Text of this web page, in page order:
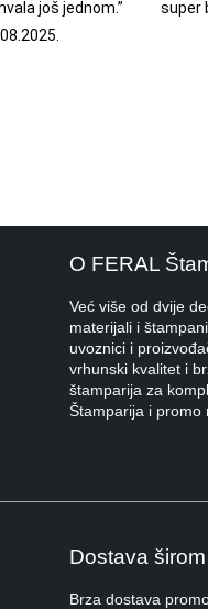
još jednom.”
super
O FERAL
Već više od dvije
materijali i
uvoznici i
vrhunski kvalitet i
štamparija za
Štamparija i promo
Dostava
Brza dostava